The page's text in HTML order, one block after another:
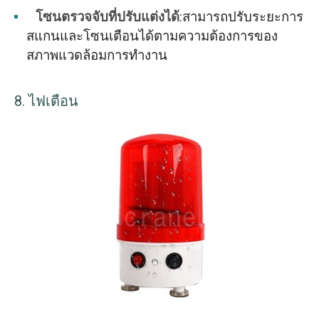
โซนตรวจจับที่ปรับแต่งได้:สามารถปรับระยะการ
สแกนและโซนเตือนได้ตามความต้องการของ
สภาพแวดล้อมการทำงาน
8. ไฟเตือน